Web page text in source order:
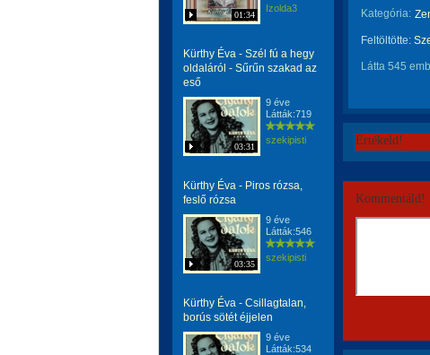
01:34
Izolda3
Kürthy Éva - Szél fú a hegy
oldaláról - Sűrűn szakad az
eső
03:31
9 éve
Látták:719
szekipisti
Kürthy Éva - Piros rózsa,
feslő rózsa
03:35
9 éve
Látták:546
szekipisti
Kürthy Éva - Csillagtalan,
borús sötét éjjelen
9 éve
Látták:534
Kategória:
Feltöltötte:
Látta 545
Értékeld!
Kommentáld!